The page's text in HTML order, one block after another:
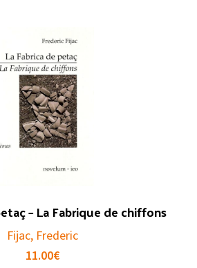
– La Fabrique de chiffons
Fijac, Frederic
11.00€